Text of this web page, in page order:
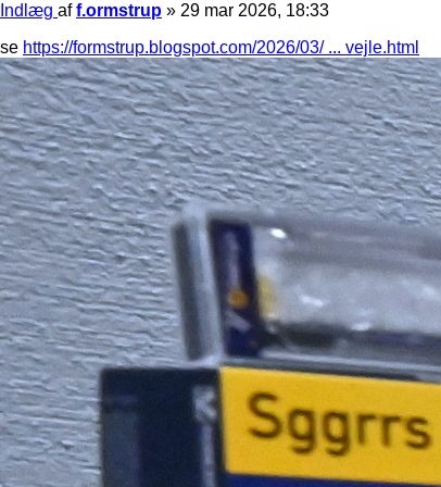
Indlæg aff.ormstrup » 29 mar 2026, 18:33
se https://formstrup.blogspot.com/2026/03/ ... vejle.html